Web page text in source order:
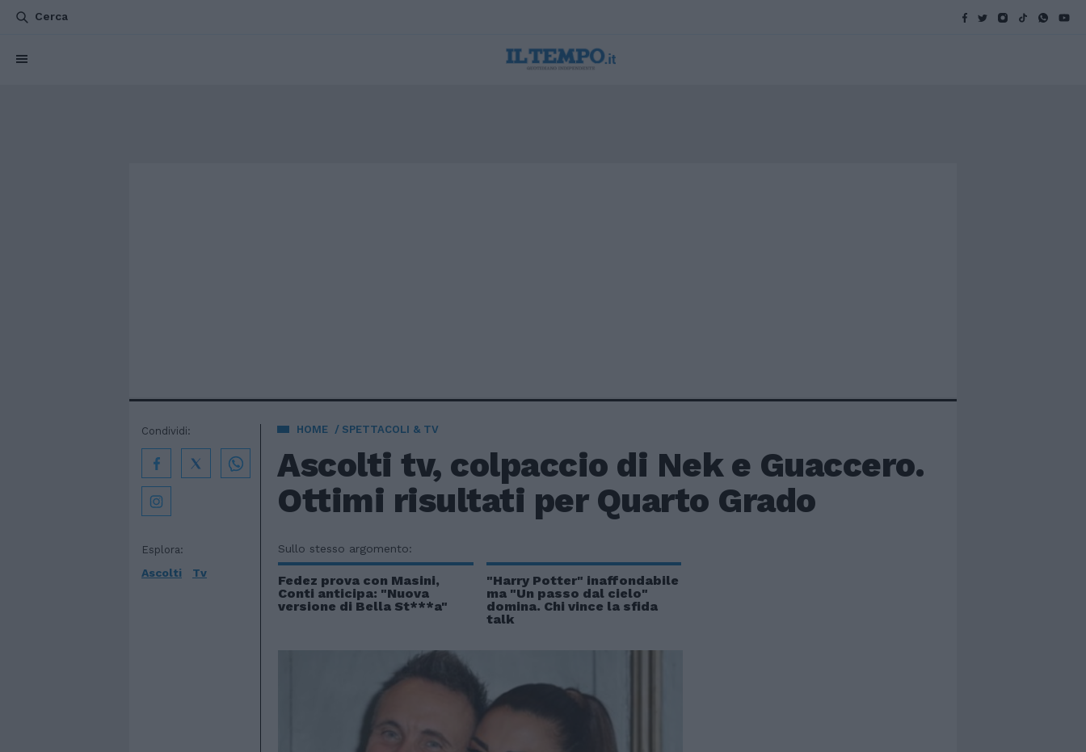
Cerca
HOME SPETTACOLI & TV
Ascolti tv, colpaccio di Nek e Guaccero.
Ottimi risultati per Quarto Grado
Esplora:
Ascolti Tv
Condividi:
Sullo stesso argomento:
Fedez prova con Masini,
Conti anticipa: "Nuova
versione di Bella St***a"
"Harry Potter" inaffondabile
ma "Un passo dal cielo"
domina. Chi vince la sfida
talk